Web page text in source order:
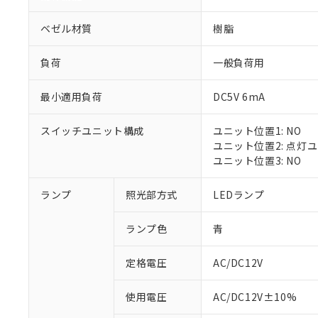
ベゼル材質 樹脂
負荷 一般負荷用
最小適用負荷 DC5V 6mA
スイッチユニット構成
ユニット位置1: NO
ユニット位置2: 点灯
ユニット位置3: NO
ランプ 照光部方式 LEDランプ
ランプ色 青
定格電圧 AC/DC12V
使用電圧 AC/DC12V±10%
ご利用条件
※1 対応状況
調査・確認中：
非該当品：ライセ
仕入先様の事情に
があります。
※1 中国